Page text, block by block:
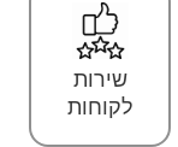
שירות
לקוחות